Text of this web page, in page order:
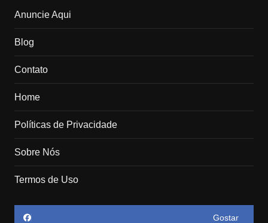
Anuncie Aqui
Blog
Contato
Home
Políticas de Privacidade
Sobre Nós
Termos de Uso
Gostar